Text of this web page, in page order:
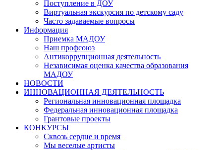
Поступление в ДОУ
Виртуальная экскурсия по детскому саду
Часто задаваемые вопросы
Информация
Приемка МАДОУ
Наш профсоюз
Антикоррупционная деятельность
Независимая оценка качества образования
МАДОУ
НОВОСТИ
ИННОВАЦИОННАЯ ДЕЯТЕЛЬНОСТЬ
Региональная инновационная площадка
Федеральная инновационная площадка
Грантовые проекты
КОНКУРСЫ
Сквозь сердце и время
Мы веселые артисты